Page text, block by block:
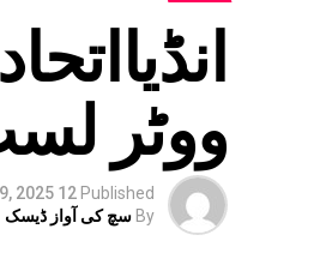
ووٹر
Published
12 months ago
2025
By سچ کی آواز ڈیسک